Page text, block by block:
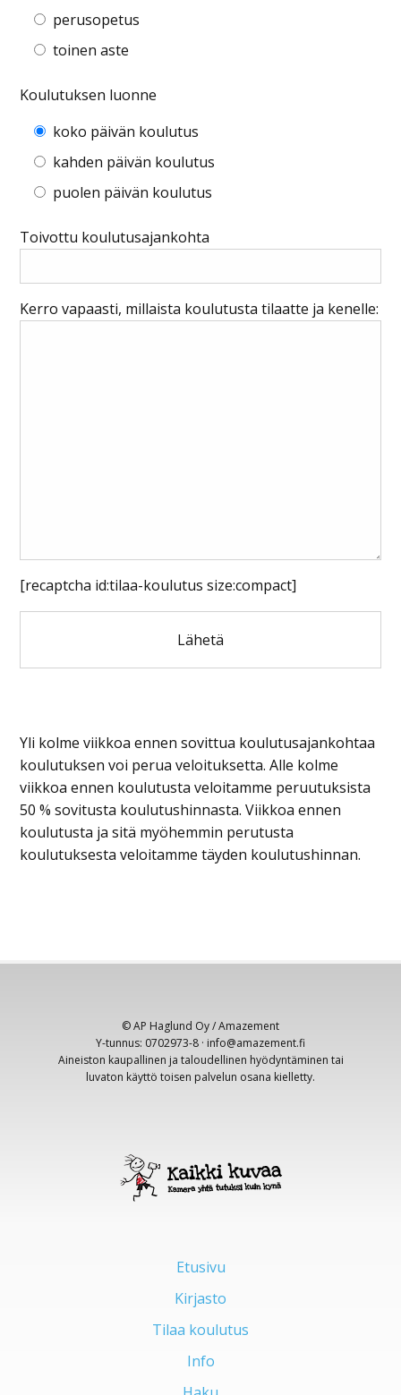
perusopetus
toinen aste
Koulutuksen luonne
koko päivän koulutus
kahden päivän koulutus
puolen päivän koulutus
Toivottu koulutusajankohta
Kerro vapaasti, millaista koulutusta tilaatte ja kenelle:
[recaptcha id:tilaa-koulutus size:compact]
Yli kolme viikkoa ennen sovittua koulutusajankohtaa
koulutuksen voi perua veloituksetta. Alle kolme
viikkoa ennen koulutusta veloitamme peruutuksista
50 % sovitusta koulutushinnasta. Viikkoa ennen
koulutusta ja sitä myöhemmin perutusta
koulutuksesta veloitamme täyden koulutushinnan.
© AP Haglund Oy / Amazement
Y-tunnus: 0702973-8 · info@amazement.fi
Aineiston kaupallinen ja taloudellinen hyödyntäminen tai
luvaton käyttö toisen palvelun osana kielletty.
Etusivu
Kirjasto
Tilaa koulutus
Info